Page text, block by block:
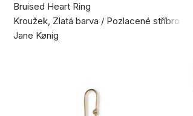
Bruised Heart Ring
Kroužek, Zlatá barva / Pozlacené stříbro 925
Jane Kønig